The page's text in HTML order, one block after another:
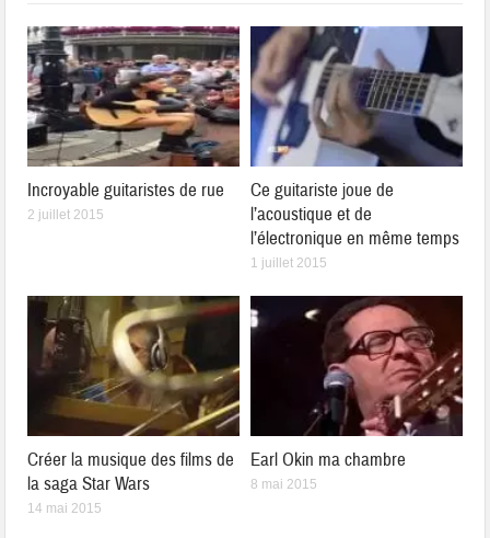
Incroyable guitaristes de rue
2 juillet 2015
Ce guitariste joue de
l’acoustique et de
l’électronique en même temps
1 juillet 2015
Créer la musique des films de
la saga Star Wars
14 mai 2015
Earl Okin ma chambre
8 mai 2015